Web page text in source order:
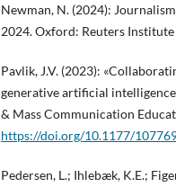
Newman, N. (2024):
2024. Oxford: Reuters
Pavlik, J.V. (2023):
generative artificial
& Mass Communication
https://doi.org/10.1177/
Pedersen, L.; Ihlebæk, K.E.;